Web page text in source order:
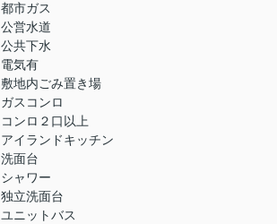
都市ガス
公営水道
公共下水
電気有
敷地内ごみ置き場
ガスコンロ
コンロ２口以上
アイランドキッチン
洗面台
シャワー
独立洗面台
ユニットバス